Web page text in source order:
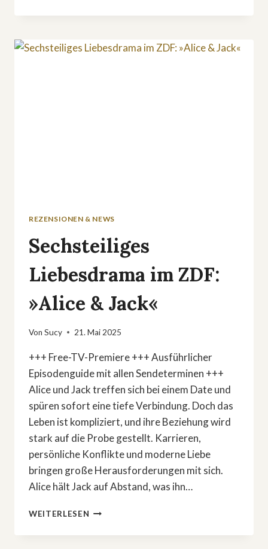
»NIGHTIES«
REZENSIONEN & NEWS
Sechsteiliges
Liebesdrama im ZDF:
»Alice & Jack«
Von Sucy 21. Mai 2025
+++ Free-TV-Premiere +++ Ausführlicher
Episodenguide mit allen Sendeterminen +++
Alice und Jack treffen sich bei einem Date und
spüren sofort eine tiefe Verbindung. Doch das
Leben ist kompliziert, und ihre Beziehung wird
stark auf die Probe gestellt. Karrieren,
persönliche Konflikte und moderne Liebe
bringen große Herausforderungen mit sich.
Alice hält Jack auf Abstand, was ihn…
WEITERLESEN SECHSTEILIGES
IM